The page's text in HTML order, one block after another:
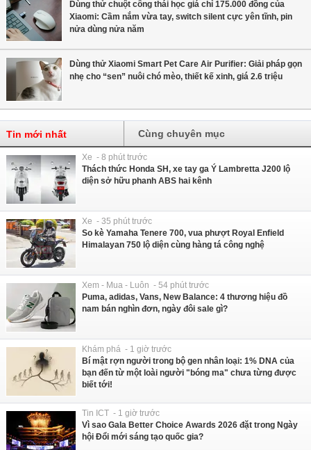
Dùng thử chuột công thái học giá chỉ 175.000 đồng của
Xiaomi: Cầm nắm vừa tay, switch silent cực yên tĩnh, pin
nửa dùng nửa năm
Dùng thử Xiaomi Smart Pet Care Air Purifier: Giải pháp gọn
nhẹ cho “sen” nuôi chó mèo, thiết kế xinh, giá 2.6 triệu
Tin mới nhất Cùng chuyên mục
Xe - 8 phút trước
Thách thức Honda SH, xe tay ga Ý Lambretta J200 lộ
diện sở hữu phanh ABS hai kênh
Xe - 35 phút trước
So kè Yamaha Tenere 700, vua phượt Royal Enfield
Himalayan 750 lộ diện cùng hàng tá công nghệ
Xem - Mua - Luôn - 54 phút trước
Puma, adidas, Vans, New Balance: 4 thương hiệu đồ
nam bán nghìn đơn, ngày đôi sale gì?
Khám phá - 1 giờ trước
Bí mật rợn người trong bộ gen nhân loại: 1% DNA của
bạn đến từ một loài người "bóng ma" chưa từng được
biết tới!
Tin ICT - 1 giờ trước
Vì sao Gala Better Choice Awards 2026 đặt trong Ngày
hội Đổi mới sáng tạo quốc gia?